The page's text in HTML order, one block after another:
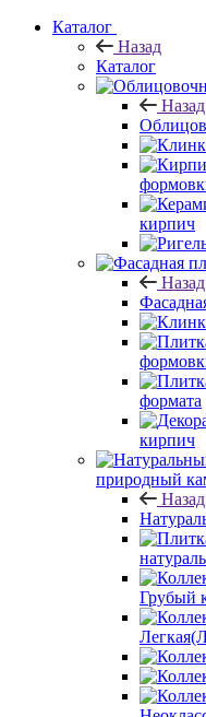
Каталог
Назад
Каталог
Назад
кирпич
Назад
формата
кирпич
природный
Назад
Грубый